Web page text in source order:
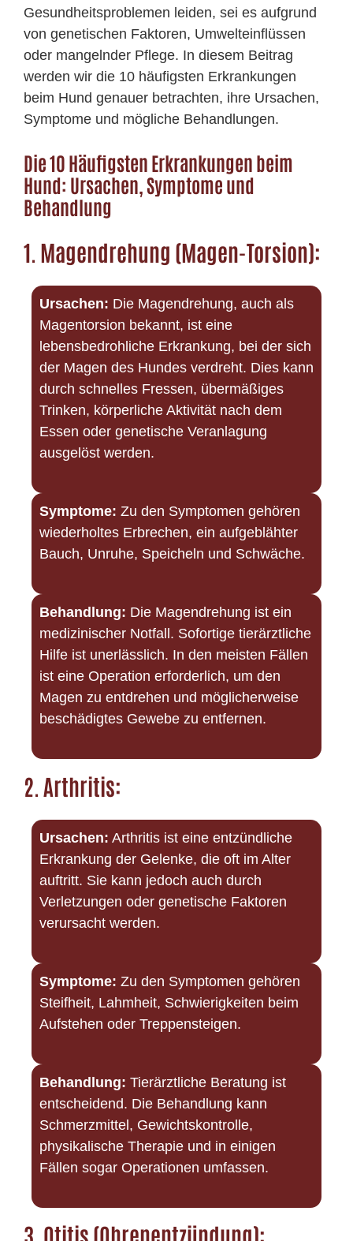
Gesundheitsproblemen leiden, sei es aufgrund
von genetischen Faktoren, Umwelteinflüssen
oder mangelnder Pflege. In diesem Beitrag
werden wir die 10 häufigsten Erkrankungen
beim Hund genauer betrachten, ihre Ursachen,
Symptome und mögliche Behandlungen.
Die 10 Häufigsten Erkrankungen beim
Hund: Ursachen, Symptome und
Behandlung
1. Magendrehung (Magen-Torsion):
Ursachen: Die Magendrehung, auch als
Magentorsion bekannt, ist eine
lebensbedrohliche Erkrankung, bei der sich
der Magen des Hundes verdreht. Dies kann
durch schnelles Fressen, übermäßiges
Trinken, körperliche Aktivität nach dem
Essen oder genetische Veranlagung
ausgelöst werden.
Symptome: Zu den Symptomen gehören
wiederholtes Erbrechen, ein aufgeblähter
Bauch, Unruhe, Speicheln und Schwäche.
Behandlung: Die Magendrehung ist ein
medizinischer Notfall. Sofortige tierärztliche
Hilfe ist unerlässlich. In den meisten Fällen
ist eine Operation erforderlich, um den
Magen zu entdrehen und möglicherweise
beschädigtes Gewebe zu entfernen.
2. Arthritis:
Ursachen: Arthritis ist eine entzündliche
Erkrankung der Gelenke, die oft im Alter
auftritt. Sie kann jedoch auch durch
Verletzungen oder genetische Faktoren
verursacht werden.
Symptome: Zu den Symptomen gehören
Steifheit, Lahmheit, Schwierigkeiten beim
Aufstehen oder Treppensteigen.
Behandlung: Tierärztliche Beratung ist
entscheidend. Die Behandlung kann
Schmerzmittel, Gewichtskontrolle,
physikalische Therapie und in einigen
Fällen sogar Operationen umfassen.
3. Otitis (Ohrenentzündung):